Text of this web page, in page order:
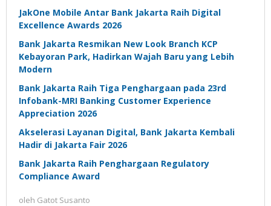
JakOne Mobile Antar Bank Jakarta Raih Digital
Excellence Awards 2026
Bank Jakarta Resmikan New Look Branch KCP
Kebayoran Park, Hadirkan Wajah Baru yang Lebih
Modern
Bank Jakarta Raih Tiga Penghargaan pada 23rd
Infobank-MRI Banking Customer Experience
Appreciation 2026
Akselerasi Layanan Digital, Bank Jakarta Kembali
Hadir di Jakarta Fair 2026
Bank Jakarta Raih Penghargaan Regulatory
Compliance Award
oleh Gatot Susanto